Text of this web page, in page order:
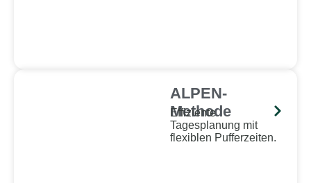
ALPEN-
Methode
Effiziente
Tagesplanung mit
flexiblen Pufferzeiten.